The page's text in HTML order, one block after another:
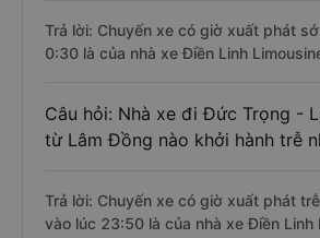
Trả lời: Chuyến xe có giờ xuất phát
0:30 là của nhà xe Điền Linh
Câu hỏi: Nhà xe đi Đức Trọng -
từ Lâm Đồng nào khởi hành trễ
Trả lời: Chuyến xe có giờ xuất phát
vào lúc 23:50 là của nhà xe Điền Linh